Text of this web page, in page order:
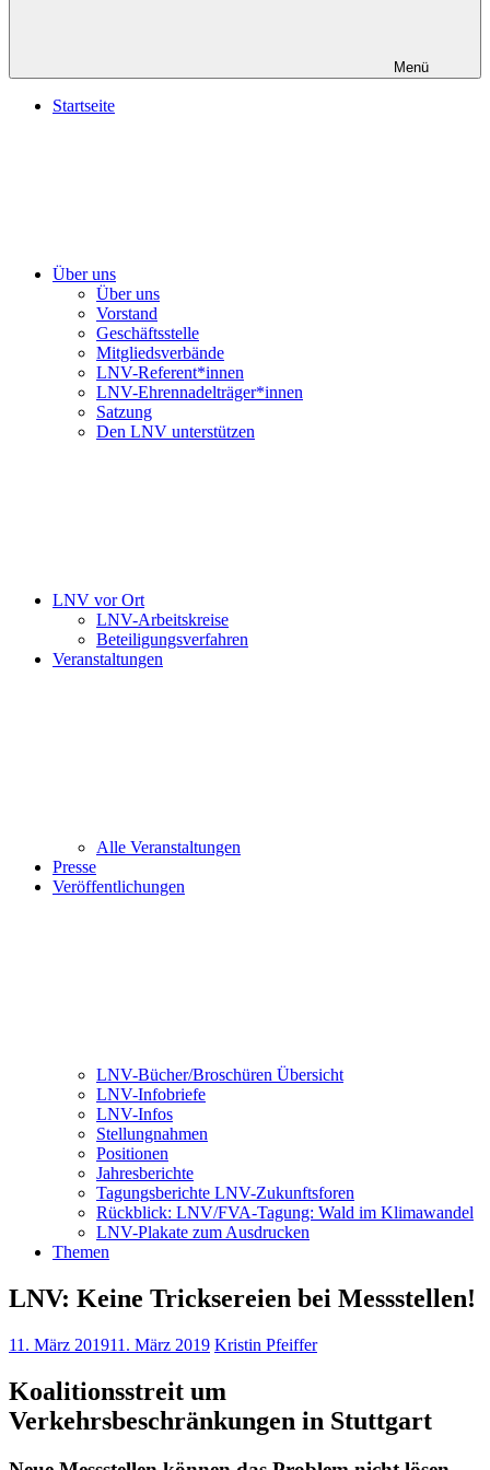
Menü
Startseite
Über uns
Über uns
Vorstand
Geschäftsstelle
Mitgliedsverbände
LNV-Referent*innen
LNV-Ehrennadelträger*innen
Satzung
Den LNV unterstützen
LNV vor Ort
LNV-Arbeitskreise
Beteiligungsverfahren
Veranstaltungen
Alle Veranstaltungen
Presse
Veröffentlichungen
LNV-Bücher/Broschüren Übersicht
LNV-Infobriefe
LNV-Infos
Stellungnahmen
Positionen
Jahresberichte
Tagungsberichte LNV-Zukunftsforen
Rückblick: LNV/FVA-Tagung: Wald im Klimawandel
LNV-Plakate zum Ausdrucken
Themen
LNV: Keine Tricksereien bei Messstellen!
11. März 201911. März 2019 Kristin Pfeiffer
Koalitionsstreit um
Verkehrsbeschränkungen in Stuttgart